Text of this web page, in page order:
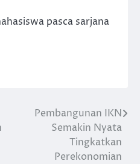
pasca sarjana
Pembangunan IKN
Semakin Nyata
Tingkatkan
Perekonomian